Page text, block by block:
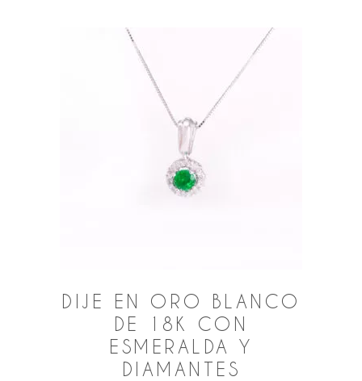
DIJE EN ORO BLANCO
DE 18K CON
ESMERALDA Y
DIAMANTES